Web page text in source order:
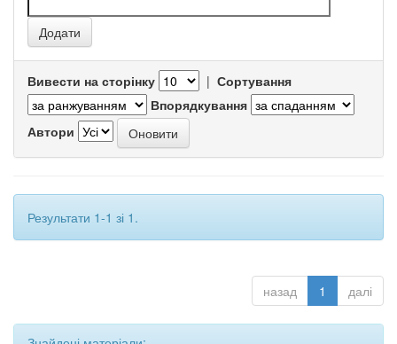
Вивести на сторінку | Сортування
Впорядкування
Автори
Результати 1-1 зі 1.
назад 1 далі